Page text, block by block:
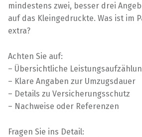
mindestens zwei, besser drei
auf das Kleingedruckte. Was ist im
extra?
Achten Sie auf:
– Übersichtliche
– Klare Angaben zur Umzugsdauer
– Details zu Versicherungsschutz
– Nachweise oder Referenzen
Fragen Sie ins Detail: